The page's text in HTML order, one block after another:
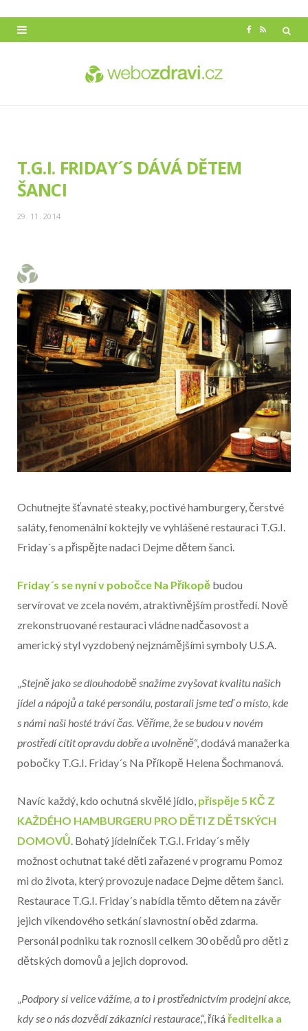
R
T.G.I. FRIDAY´S DÁVÁ DĚTEM
ŠANCI
29. 11. 2014
Ochutnejte šťavnaté steaky, poctivé hamburgery, čerstvé
saláty, fenomenální koktejly ve vyhlášené restauraci T.G.I.
Friday´s a přispějte nadaci Dejme dětem šanci.
Začátek reklamy
Konec reklamy
Friday´s se nyní v pobočce Na Příkopě budou
servírovat ve zcela novém, atraktivnějším prostředí. Nově
zrekonstruované restauraci vládne nadčasovost a
americký styl vyzdobený nejznámějšími symboly U.S.A.
„Stejně jako se dlouhodobě snažíme zvyšovat kvalitu našich
jídel a nápojů a také personálu, postarali jsme teď o místo, kde
s námi naši hosté tráví čas. Věříme, že se budou v novém
prostředí cítit opravdu dobře a uvolněně“, dodává manažerka
pobočky T.G.I. Friday´s Na Příkopě Helena Šochmanová.
Navíc každý, kdo ochutná skvělé jídlo, přispěje 5 KČ Z
KAŽDÉHO HAMBURGERU PRO DĚTI Z DĚTSKÝCH
DOMOVŮ. Bohatý jídelníček T.G.I. Friday´s měly
možnost ochutnat také děti zařazené v programu Pomoz
mi do života, který provozuje nadace Dejme dětem šanci.
Restaurace T.G.I. Friday´s nabídla těmto dětem na závěr
jejich víkendového setkání slavnostní oběd zdarma.
Personál podniku tak roznosil celkem 30 obědů pro děti z
dětských domovů a jejich doprovod.
„Podpory si velice vážíme, a to i prostřednictvím prodejní akce,
kdy se o nás dozvědí zákazníci restaurace,“, říká ředitelka a